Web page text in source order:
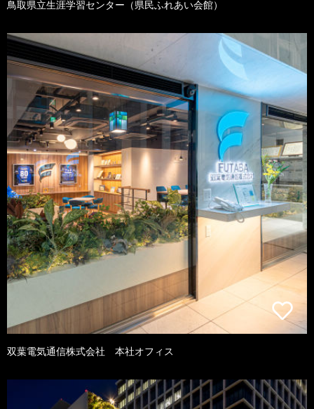
鳥取県立生涯学習センター（県民ふれあい会館）
双葉電気通信株式会社 本社オフィス